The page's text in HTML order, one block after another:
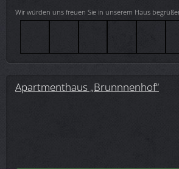
Wir würden uns freuen Sie in unserem Haus
Apartmenthaus „Brunnnenhof“